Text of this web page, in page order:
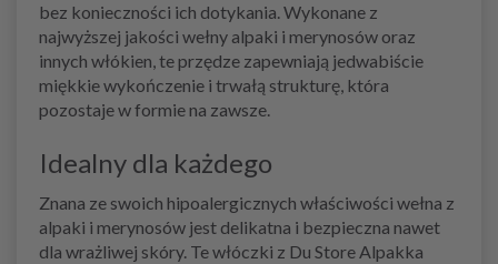
bez konieczności ich dotykania. Wykonane z
najwyższej jakości wełny alpaki i merynosów oraz
innych włókien, te przędze zapewniają jedwabiście
miękkie wykończenie i trwałą strukturę, która
pozostaje w formie na zawsze.
Idealny dla każdego
Znana ze swoich hipoalergicznych właściwości wełna z
alpaki i merynosów jest delikatna i bezpieczna nawet
dla wrażliwej skóry. Te włóczki z Du Store Alpakka